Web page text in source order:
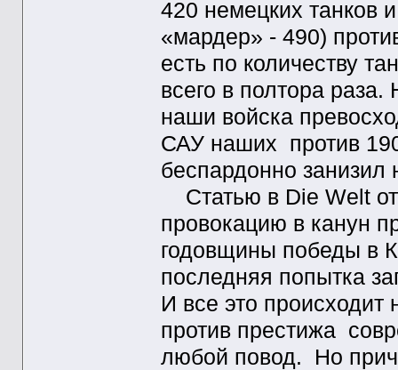
420 немецких танков
«мардер» - 490)
есть по количеству
всего в полтора
наши войска
САУ наших против
беспардонно занизил
Статью в Die Welt
провокацию в канун
годовщины победы в
последняя попытка
И все это
против престижа
любой повод. Но